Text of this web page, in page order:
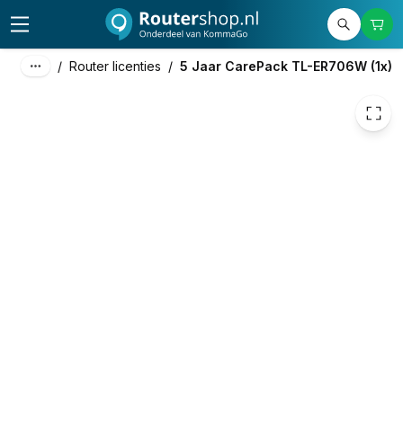
/ Router licenties / 5 Jaar CarePack TL-ER706W (1x)
excl. btw
incl. btw